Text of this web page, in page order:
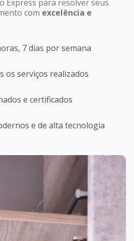
Express para resolver seus
com excelência e
7 dias por semana
os serviços realizados
e certificados
e de alta tecnologia